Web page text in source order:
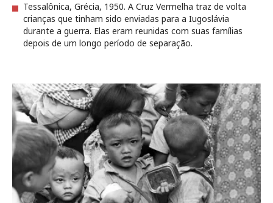
Tessalônica, Grécia, 1950. A Cruz Vermelha traz de volta
crianças que tinham sido enviadas para a Iugoslávia
durante a guerra. Elas eram reunidas com suas famílias
depois de um longo período de separação.